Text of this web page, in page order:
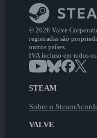
© 2026 Valve
registradas são
outros países.
IVA incluso em todos
STEAM
Sobre o Steam
VALVE